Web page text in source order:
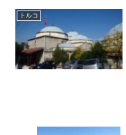
トルコ